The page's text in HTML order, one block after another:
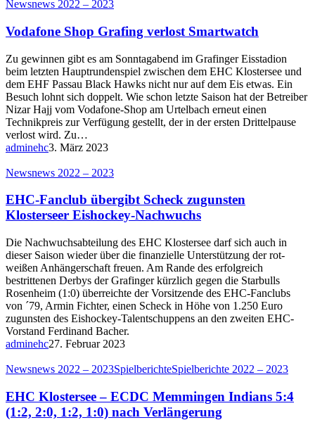
Newsnews 2022 – 2023
Vodafone Shop Grafing verlost Smartwatch
Zu gewinnen gibt es am Sonntagabend im Grafinger Eisstadion
beim letzten Hauptrundenspiel zwischen dem EHC Klostersee und
dem EHF Passau Black Hawks nicht nur auf dem Eis etwas. Ein
Besuch lohnt sich doppelt. Wie schon letzte Saison hat der Betreiber
Nizar Hajj vom Vodafone-Shop am Urtelbach erneut einen
Technikpreis zur Verfügung gestellt, der in der ersten Drittelpause
verlost wird. Zu…
adminehc3. März 2023
Newsnews 2022 – 2023
EHC-Fanclub übergibt Scheck zugunsten
Klosterseer Eishockey-Nachwuchs
Die Nachwuchsabteilung des EHC Klostersee darf sich auch in
dieser Saison wieder über die finanzielle Unterstützung der rot-
weißen Anhängerschaft freuen. Am Rande des erfolgreich
bestrittenen Derbys der Grafinger kürzlich gegen die Starbulls
Rosenheim (1:0) überreichte der Vorsitzende des EHC-Fanclubs
von ´79, Armin Fichter, einen Scheck in Höhe von 1.250 Euro
zugunsten des Eishockey-Talentschuppens an den zweiten EHC-
Vorstand Ferdinand Bacher.
adminehc27. Februar 2023
Newsnews 2022 – 2023SpielberichteSpielberichte 2022 – 2023
EHC Klostersee – ECDC Memmingen Indians 5:4
(1:2, 2:0, 1:2, 1:0) nach Verlängerung